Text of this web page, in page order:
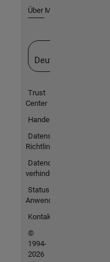
Über MathWorks
Deutschland
Trust
Center
Handelsmarken
Datenschutz-
Richtlinien
Datendiebstahl
verhindern
Status von
Anwendungen
Kontakt
©
1994-
2026